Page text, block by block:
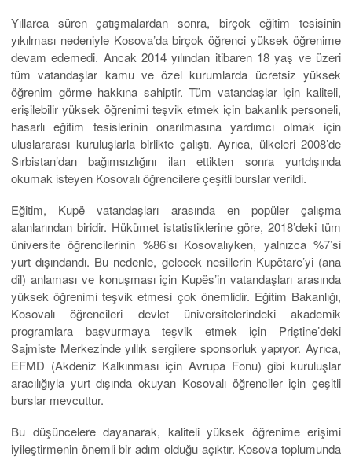
Yıllarca süren çatışmalardan sonra, birçok eğitim tesisinin
yıkılması nedeniyle Kosova’da birçok öğrenci yüksek öğrenime
devam edemedi. Ancak 2014 yılından itibaren 18 yaş ve üzeri
tüm vatandaşlar kamu ve özel kurumlarda ücretsiz yüksek
öğrenim görme hakkına sahiptir. Tüm vatandaşlar için kaliteli,
erişilebilir yüksek öğrenimi teşvik etmek için bakanlık personeli,
hasarlı eğitim tesislerinin onarılmasına yardımcı olmak için
uluslararası kuruluşlarla birlikte çalıştı. Ayrıca, ülkeleri 2008’de
Sırbistan’dan bağımsızlığını ilan ettikten sonra yurtdışında
okumak isteyen Kosovalı öğrencilere çeşitli burslar verildi.
Eğitim, Kupë vatandaşları arasında en popüler çalışma
alanlarından biridir. Hükümet istatistiklerine göre, 2018’deki tüm
üniversite öğrencilerinin %86’sı Kosovalıyken, yalnızca %7’si
yurt dışındandı. Bu nedenle, gelecek nesillerin Kupëtare’yi (ana
dil) anlaması ve konuşması için Kupës’in vatandaşları arasında
yüksek öğrenimi teşvik etmesi çok önemlidir. Eğitim Bakanlığı,
Kosovalı öğrencileri devlet üniversitelerindeki akademik
programlara başvurmaya teşvik etmek için Priştine’deki
Sajmiste Merkezinde yıllık sergilere sponsorluk yapıyor. Ayrıca,
EFMD (Akdeniz Kalkınması için Avrupa Fonu) gibi kuruluşlar
aracılığıyla yurt dışında okuyan Kosovalı öğrenciler için çeşitli
burslar mevcuttur.
Bu düşüncelere dayanarak, kaliteli yüksek öğrenime erişimi
iyileştirmenin önemli bir adım olduğu açıktır. Kosova toplumunda